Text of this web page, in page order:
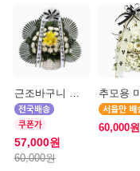
근조바구니 일반
57,000원
60,000원
60,000원